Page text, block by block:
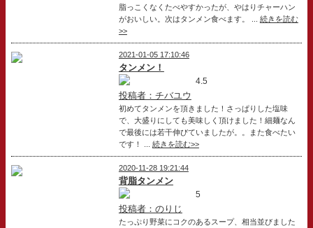
脂っこくなくたべやすかったが、やはりチャーハン
がおいしい。次はタンメン食べます。 ... 続きを読む
>>
2021-01-05 17:10:46
タンメン！
4.5
投稿者：チバユウ
初めてタンメンを頂きました！さっぱりした塩味
で、大盛りにしても美味しく頂けました！細麺なん
で最後には若干伸びていましたが。。また食べたい
です！ ... 続きを読む>>
2020-11-28 19:21:44
背脂タンメン
5
投稿者：のりじ
たっぷり野菜にコクのあるスープ、相当並びました